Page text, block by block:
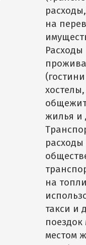
на
Расходы
жилья и
на
такси и
местом